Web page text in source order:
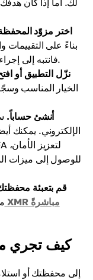
لك. أما إذا كان
اختر مزوّد
بناءً على
فانتبه إلى إجراءات الأمان والميزات الإضافية التي يقدمها.
نزّل التطبيق أو
الخيار المناسب
أنشئ حساباً.
الإلكتروني. يمكنك
قم بتعبئة
كيف تجري